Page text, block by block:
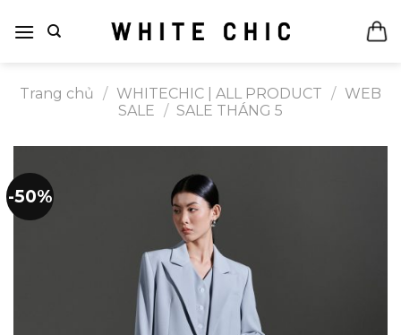
qua
Trang chủ
/ WHITECHIC | ALL PRODUCT / WEB
SALE / SALE THÁNG 5
-50%